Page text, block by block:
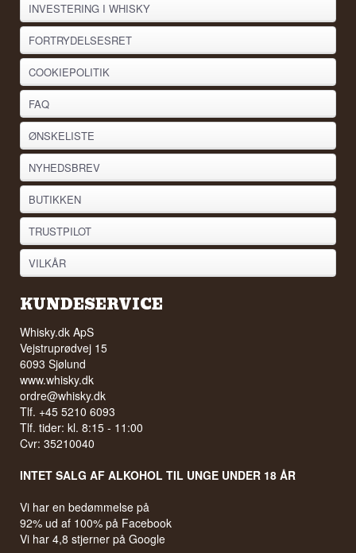
INVESTERING I WHISKY
FORTRYDELSESRET
COOKIEPOLITIK
FAQ
ØNSKELISTE
NYHEDSBREV
BUTIKKEN
TRUSTPILOT
VILKÅR
KUNDESERVICE
Whisky.dk ApS
Vejstruprødvej 15
6093 Sjølund
www.whisky.dk
ordre@whisky.dk
Tlf. +45 5210 6093
Tlf. tider: kl. 8:15 - 11:00
Cvr: 35210040
INTET SALG AF ALKOHOL TIL UNGE UNDER 18 ÅR
Vi har en bedømmelse på
92% ud af 100% på Facebook
Vi har 4,8 stjerner på Google